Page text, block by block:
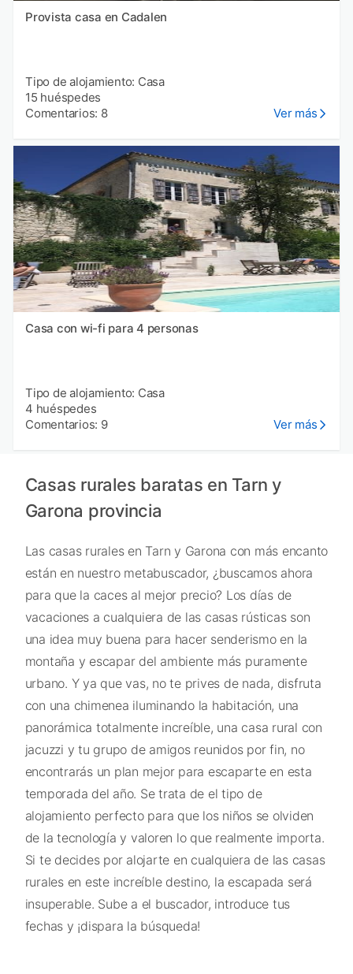
Provista casa en Cadalen
Tipo de alojamiento: Casa
15 huéspedes
Comentarios: 8
Ver más
Casa con wi-fi para 4 personas
Tipo de alojamiento: Casa
4 huéspedes
Comentarios: 9
Ver más
Casas rurales baratas en Tarn y
Garona provincia
Las casas rurales en Tarn y Garona con más encanto
están en nuestro metabuscador, ¿buscamos ahora
para que la caces al mejor precio? Los días de
vacaciones a cualquiera de las casas rústicas son
una idea muy buena para hacer senderismo en la
montaña y escapar del ambiente más puramente
urbano. Y ya que vas, no te prives de nada, disfruta
con una chimenea iluminando la habitación, una
panorámica totalmente increíble, una casa rural con
jacuzzi y tu grupo de amigos reunidos por fin, no
encontrarás un plan mejor para escaparte en esta
temporada del año. Se trata de el tipo de
alojamiento perfecto para que los niños se olviden
de la tecnología y valoren lo que realmente importa.
Si te decides por alojarte en cualquiera de las casas
rurales en este increíble destino, la escapada será
insuperable. Sube a el buscador, introduce tus
fechas y ¡dispara la búsqueda!